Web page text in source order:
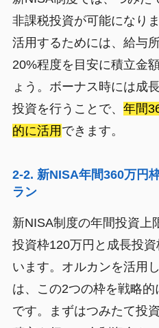
非課税投資が可能になり
活用するためには、給与
20%程度を目安に積立金
ょう。ボーナス時には成
投資を行うことで、 年間
的に活用 できます。
2-2. 新NISA年間360万円
ラン
新NISA制度の年間投資上
投資枠120万円と成長投
います。オルカンを活用
は、この2つの枠を戦略
です。まずはつみたて投